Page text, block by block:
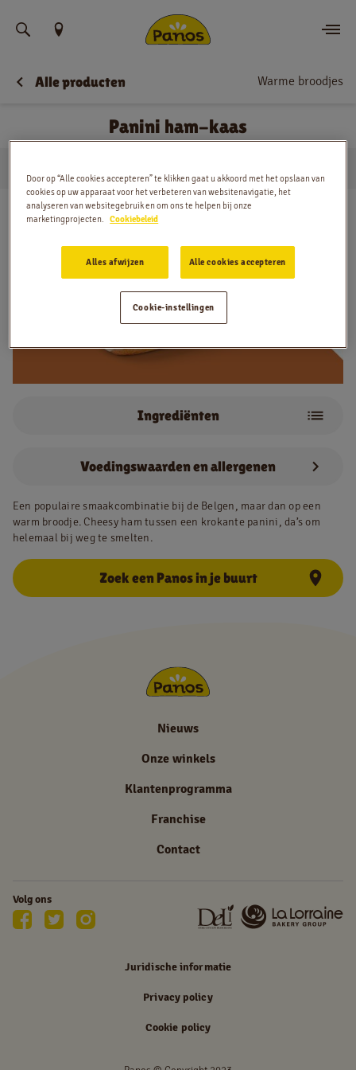
Vind uw locatie
Nieuws
Menu
Winkels
App
Contact
NL FR
Juridische informatie
Cookie policy
Alle producten Warme broodjes
Panini ham-kaas
Huis
Ingrediënten
Voedingswaarden en allergenen
Een populaire smaakcombinatie bij de Belgen, maar dan op een
warm broodje. Cheesy ham tussen een krokante panini, da’s om
helemaal bij weg te smelten.
Zoek een Panos in je buurt
Volg ons
Nieuws
Onze winkels
Klantenprogramma
Franchise
Contact
Juridische informatie
Privacy policy
Cookie policy
Door op “Alle cookies accepteren” te klikken gaat u akkoord met het opslaan van
cookies op uw apparaat voor het verbeteren van websitenavigatie, het
analyseren van websitegebruik en om ons te helpen bij onze
marketingprojecten.
Cookiebeleid
Alles afwijzen Alle cookies accepteren
Cookie-instellingen